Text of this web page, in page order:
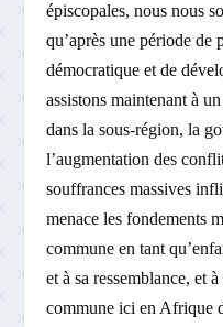
épiscopales, nous nous
qu’après une période
démocratique et de
assistons maintenant à
dans la sous-région, la
l’augmentation des
souffrances massives
menace les fondements
commune en tant
et à sa ressemblance, et
commune ici en Afrique